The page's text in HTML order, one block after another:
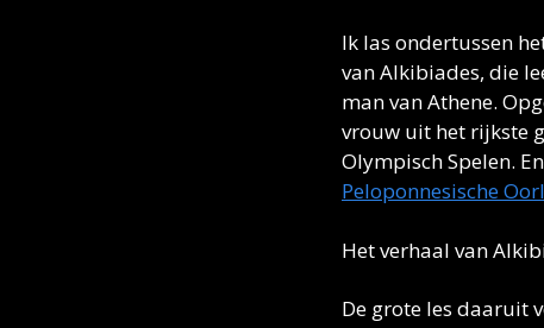
Ik las ondertussen
van Alkibiades, die
man van Athene.
vrouw uit het rijkste
Peloponnesische
Het verhaal van
De grote les daaruit